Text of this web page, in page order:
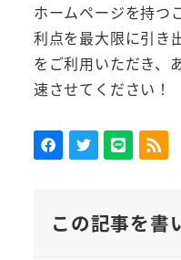
ホームページを持つ
利点を最大限に引き
をご利用いただき、
速させてください！
この記事を書